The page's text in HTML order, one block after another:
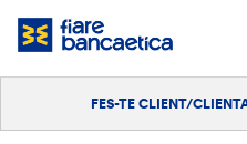
Salta
Iniciar sessióFES-TE CLIENT/